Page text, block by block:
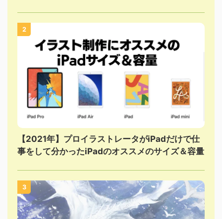
2
【2021年】プロイラストレータがiPadだけで仕
事をして分かったiPadのオススメのサイズ＆容量
3